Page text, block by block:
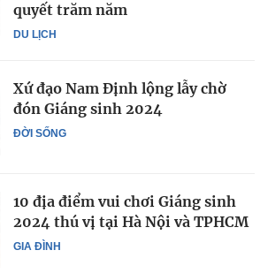
DU LỊCH
quyết trăm năm
ĐỜI SỐNG
Xứ đạo Nam Định lộng lẫy chờ
đón Giáng sinh 2024
GIA ĐÌNH
10 địa điểm vui chơi Giáng sinh
2024 thú vị tại Hà Nội và TPHCM